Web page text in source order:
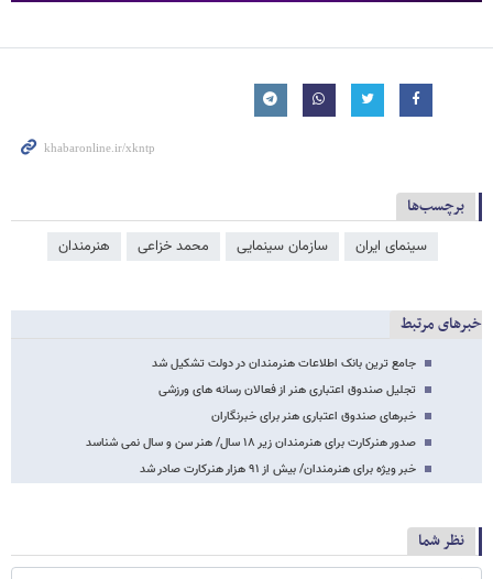
برچسب‌ها
سینمای ایران سازمان سینمایی محمد خزاعی هنرمندان
خبرهای مرتبط
جامع ترین بانک اطلاعات هنرمندان در دولت تشکیل شد
تجلیل صندوق اعتباری هنر از فعالان رسانه های ورزشی
خبرهای صندوق اعتباری هنر برای خبرنگاران
صدور هنرکارت برای هنرمندان زیر ۱۸ سال/ هنر سن و سال نمی شناسد
خبر ویژه برای هنرمندان/ بیش از ۹۱ هزار هنرکارت صادر شد
نظر شما